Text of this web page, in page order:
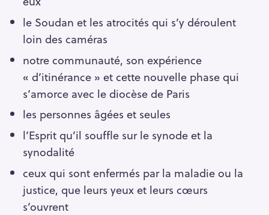
le Soudan et les atrocités qui s’y déroulent
loin des caméras
notre communauté, son expérience
« d’itinérance » et cette nouvelle phase qui
s’amorce avec le diocèse de Paris
les personnes âgées et seules
l’Esprit qu’il souffle sur le synode et la
synodalité
ceux qui sont enfermés par la maladie ou la
justice, que leurs yeux et leurs cœurs
s’ouvrent